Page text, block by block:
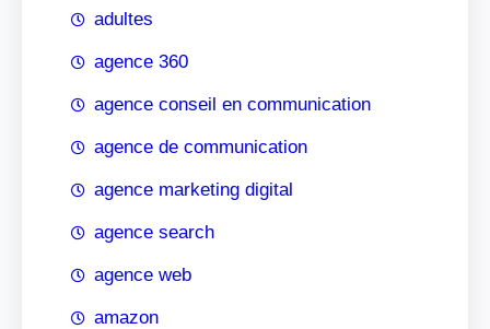
adultes
agence 360
agence conseil en communication
agence de communication
agence marketing digital
agence search
agence web
amazon